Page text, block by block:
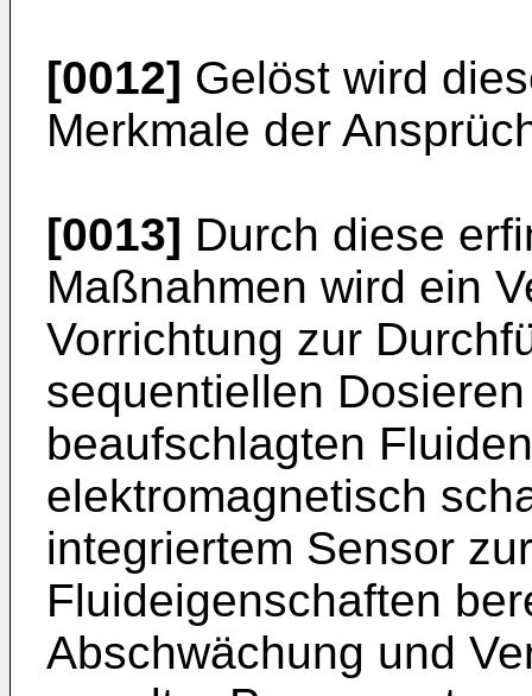
[0012] Gelöst wird
Merkmale der
[0013] Durch diese
Maßnahmen wird ein
Vorrichtung zur
sequentiellen
beaufschlagten
elektromagnetisch
integriertem Sensor
Fluideigenschaften
Abschwächung und